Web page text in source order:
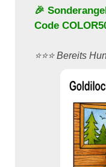
🎉
Code
⭐️⭐️⭐️ Bereits